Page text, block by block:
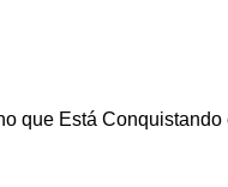
que Está Conquistando